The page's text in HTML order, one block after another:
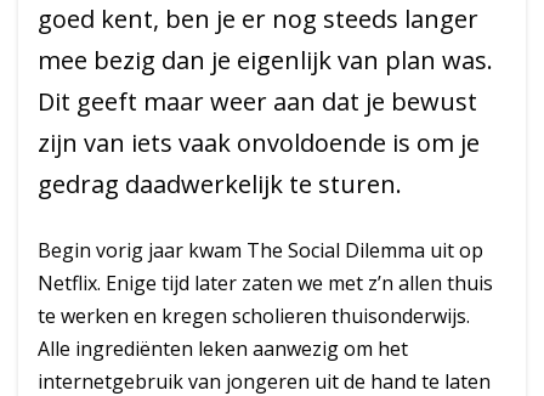
goed kent, ben je er nog steeds langer
mee bezig dan je eigenlijk van plan was.
Dit geeft maar weer aan dat je bewust
zijn van iets vaak onvoldoende is om je
gedrag daadwerkelijk te sturen.
Begin vorig jaar kwam The Social Dilemma uit op
Netflix. Enige tijd later zaten we met z’n allen thuis
te werken en kregen scholieren thuisonderwijs.
Alle ingrediënten leken aanwezig om het
internetgebruik van jongeren uit de hand te laten